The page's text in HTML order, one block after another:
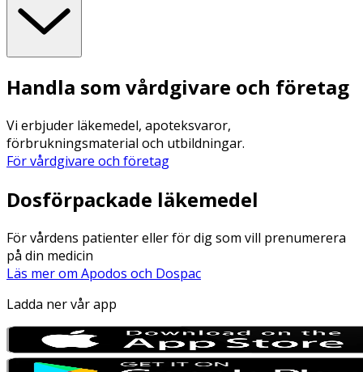
Handla som vårdgivare och företag
Vi erbjuder läkemedel, apoteksvaror,
förbrukningsmaterial och utbildningar.
För vårdgivare och företag
Dosförpackade läkemedel
För vårdens patienter eller för dig som vill prenumerera
på din medicin
Läs mer om Apodos och Dospac
Ladda ner vår app